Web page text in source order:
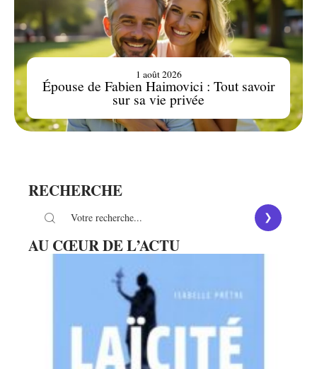
Épouse de Fabien Haimovici : Tout savoir
sur sa vie privée
1 août 2026
RECHERCHE
AU CŒUR DE L’ACTU